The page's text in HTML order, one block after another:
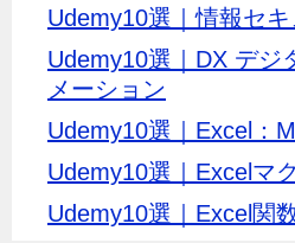
Udemy10選｜情報セキ
Udemy10選｜DX デジ
メーション
Udemy10選｜Excel：
Udemy10選｜Excelマ
Udemy10選｜Excel関